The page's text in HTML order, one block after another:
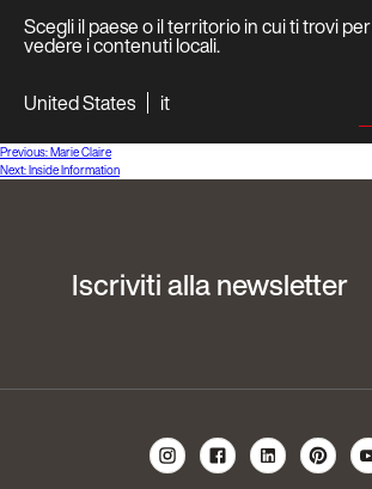
Scegli il paese o il territorio in cui ti trovi per
vedere i contenuti locali.
United States
it
Navigazione
articoli
Previous:Marie Claire
Next:Inside Information
Iscriviti alla newsletter